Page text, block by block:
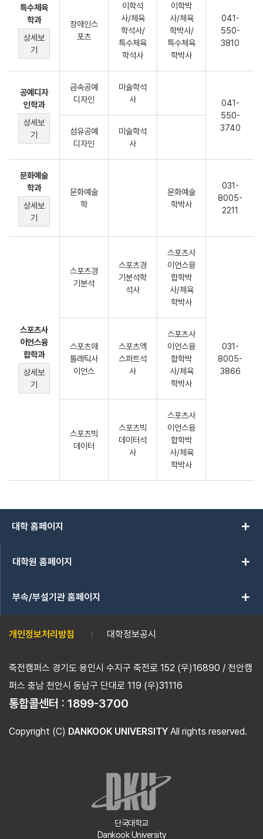
특수체육
학과
상세보
기
장애인스
포츠
이학석
사/체육
학석사/
특수체육
학석사
이학박
사/체육
학박사/
특수체육
학박사
041-
550-
3810
공예디자
인학과
상세보
기
금속공예
디자인
미술학석
사
041-
550-
3740
섬유공예
디자인
미술학석
사
문화예술
학과
상세보
기
문화예술
학
문화예술
학박사
031-
8005-
2211
스포츠사
이언스융
합학과
상세보
기
스포츠경
기분석
스포츠경
기분석학
석사
스포츠사
이언스융
합학박
사/체육
학박사
031-
8005-
3866
스포츠애
틀래틱사
이언스
스포츠엑
스퍼트석
사
스포츠사
이언스융
합학박
사/체육
학박사
스포츠빅
데이터
스포츠빅
데이터석
사
스포츠사
이언스융
합학박
사/체육
학박사
대학 홈페이지 add
대학원 홈페이지 add
부속/부설기관 홈페이지 add
개인정보처리방침 대학정보공시
죽전캠퍼스 경기도 용인시 수지구 죽전로 152 (우)16890 / 천안캠
퍼스 충남 천안시 동남구 단대로 119 (우)31116
통합콜센터 : 1899-3700
Copyright (C) DANKOOK UNIVERSITY All rights reserved.
단국대학교
Dankook University